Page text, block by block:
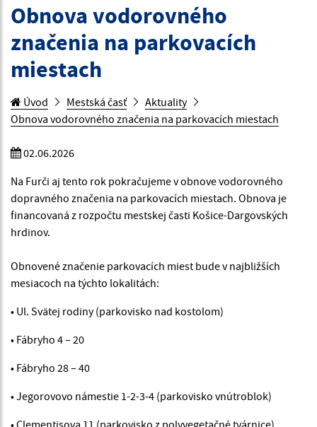
Obnova vodorovného
značenia na parkovacích
miestach
Úvod Mestská časť
Aktuality
Obnova vodorovného značenia na parkovacích miestach
02.06.2026
Na Furči aj tento rok pokračujeme v obnove vodorovného
dopravného značenia na parkovacích miestach. Obnova je
financovaná z rozpočtu mestskej časti Košice-Dargovských
hrdinov.
Obnovené značenie parkovacích miest bude v najbližších
mesiacoch na týchto lokalitách:
• Ul. Svätej rodiny (parkovisko nad kostolom)
• Fábryho 4 – 20
• Fábryho 28 – 40
• Jegorovovo námestie 1-2-3-4 (parkovisko vnútroblok)
• Clementisova 11 (parkovisko z polyvegetačné tvárnice)